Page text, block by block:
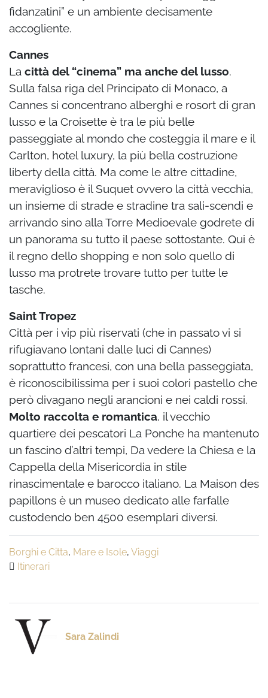
fidanzatini” e un ambiente decisamente
accogliente.
Cannes
La città del “cinema” ma anche del lusso.
Sulla falsa riga del Principato di Monaco, a
Cannes si concentrano alberghi e rosort di gran
lusso e la Croisette è tra le più belle
passeggiate al mondo che costeggia il mare e il
Carlton, hotel luxury, la più bella costruzione
liberty della città. Ma come le altre cittadine,
meraviglioso è il Suquet ovvero la città vecchia,
un insieme di strade e stradine tra sali-scendi e
arrivando sino alla Torre Medioevale godrete di
un panorama su tutto il paese sottostante. Qui è
il regno dello shopping e non solo quello di
lusso ma protrete trovare tutto per tutte le
tasche.
Saint Tropez
Città per i vip più riservati (che in passato vi si
rifugiavano lontani dalle luci di Cannes)
soprattutto francesi, con una bella passeggiata,
è riconoscibilissima per i suoi colori pastello che
però divagano negli arancioni e nei caldi rossi.
Molto raccolta e romantica, il vecchio
quartiere dei pescatori La Ponche ha mantenuto
un fascino d’altri tempi, Da vedere la Chiesa e la
Cappella della Misericordia in stile
rinascimentale e barocco italiano. La Maison des
papillons è un museo dedicato alle farfalle
custodendo ben 4500 esemplari diversi.
Borghi e Citta, Mare e Isole, Viaggi
Itinerari
Sara Zalindi